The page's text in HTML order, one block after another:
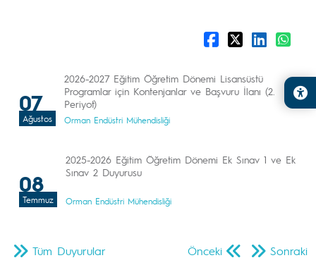
07
Ağustos
2026-2027 Eğitim Öğretim Dönemi Lisansüstü
Programlar için Kontenjanlar ve Başvuru İlanı (2.
Periyot)
Orman Endüstri Mühendisliği
08
Temmuz
2025-2026 Eğitim Öğretim Dönemi Ek Sınav 1 ve Ek
Sınav 2 Duyurusu
Orman Endüstri Mühendisliği
Önceki Sonraki
Tüm Duyurular